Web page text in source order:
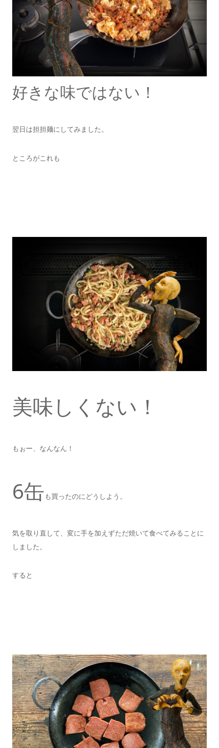
好きな味ではない！
翌日は担担麺にしてみました。
ところがこれも
美味しくない！
もぉー、なんなん！
6缶も買ったのにどうしよう。
気を取り直して、変に手を加えずただ焼いて食べてみることに
しました。
すると